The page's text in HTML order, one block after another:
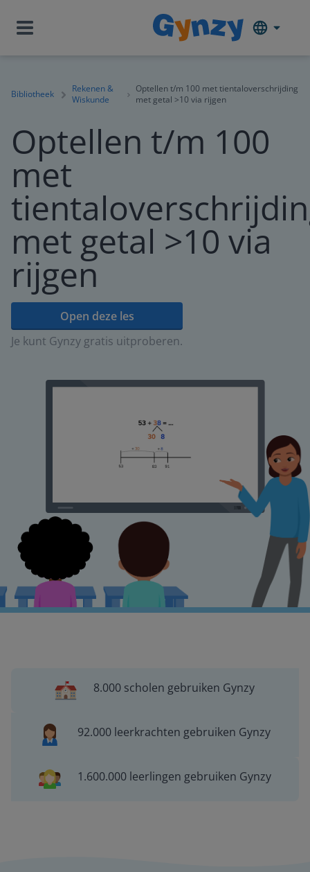
Bibliotheek
Rekenen &
Wiskunde
Optellen t/m 100 met tientaloverschrijding
met getal >10 via rijgen
Optellen t/m 100
met
met getal >10 via
rijgen
Open deze les
Je kunt Gynzy gratis uitproberen.
8.000 scholen gebruiken Gynzy
92.000 leerkrachten gebruiken Gynzy
1.600.000 leerlingen gebruiken Gynzy